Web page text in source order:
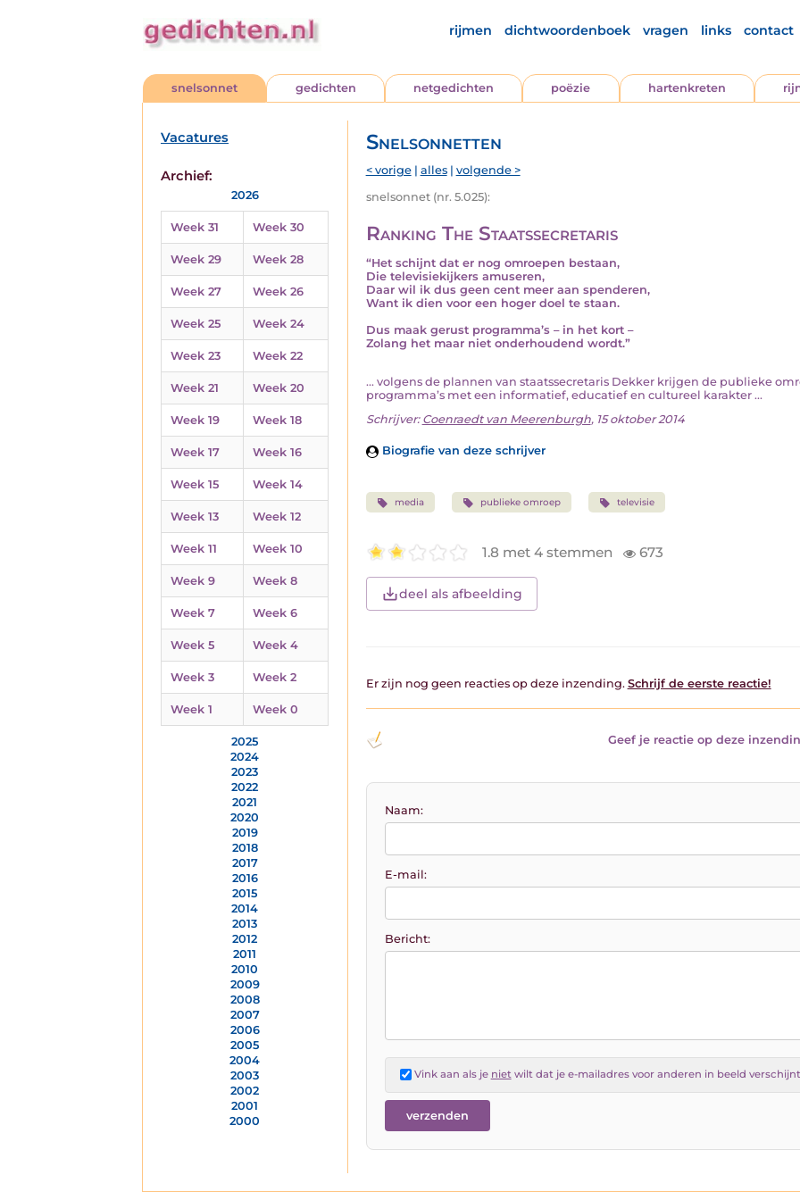
rijmen dichtwoordenboek vragen links contact
snelsonnet gedichten netgedichten poëzie hartenkreten
Vacatures
Archief:
2026
Week 31 Week 30
Week 29 Week 28
Week 27 Week 26
Week 25 Week 24
Week 23 Week 22
Week 21 Week 20
Week 19 Week 18
Week 17 Week 16
Week 15 Week 14
Week 13 Week 12
Week 11 Week 10
Week 9 Week 8
Week 7 Week 6
Week 5 Week 4
Week 3 Week 2
Week 1 Week 0
2025
2024
2023
2022
2021
2020
2019
2018
2017
2016
2015
2014
2013
2012
2011
2010
2009
2008
2007
2006
2005
2004
2003
2002
2001
2000
Snelsonnetten
< vorige| alles| volgende >
snelsonnet (nr. 5.025):
Ranking The Staatssecretaris
“Het schijnt dat er nog omroepen bestaan,
Die televisiekijkers amuseren,
Daar wil ik dus geen cent meer aan spenderen,
Want ik dien voor een hoger doel te staan.
Dus maak gerust programma’s – in het kort –
Zolang het maar niet onderhoudend wordt.”
... volgens de plannen van staatssecretaris Dekker krijgen de publieke
programma’s met een informatief, educatief en cultureel karakter ...
Schrijver: Coenraedt van Meerenburgh, 15 oktober 2014
Biografie van deze schrijver
media publieke omroep televisie
1.8 met 4 stemmen 673
deel als afbeelding
Er zijn nog geen reacties op deze inzending. Schrijf de eerste reactie!
Geef je reactie op deze
Naam:
E-mail:
Bericht:
Vink aan als je niet wilt dat je e-mailadres voor anderen in beeld verschijnt